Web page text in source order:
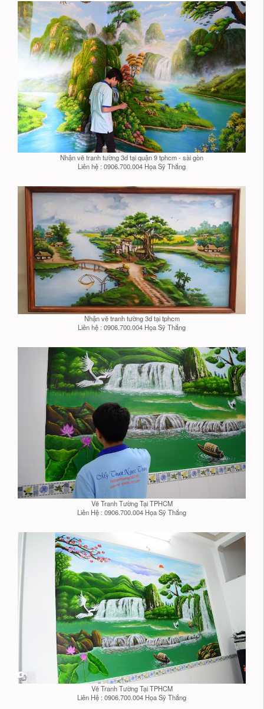
Nhận vẽ tranh tường 3d tại quận 9 tphcm - sài gòn
Liên hệ : 0906.700.004 Họa Sỹ Thắng
Nhận vẽ tranh tường 3d tại tphcm
Liên hệ : 0906.700.004 Họa Sỹ Thắng
Vẽ Tranh Tường Tại TPHCM
Liên Hệ : 0906.700.004 Họa Sỹ Thắng
Vẽ Tranh Tường Tại TPHCM
Liên Hệ : 0906.700.004 Họa Sỹ Thắng